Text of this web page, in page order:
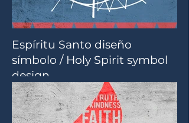
Espíritu Santo diseño
símbolo / Holy Spirit symbol
design